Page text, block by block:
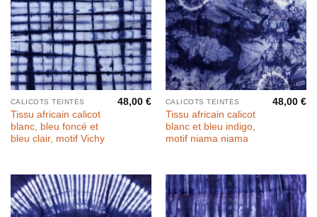
CALICOTS TEINTÉS
Tissu africain calicot
blanc, bleu foncé et
bleu clair, motif Vichy
48,00€ CALICOTS TEINTÉS
Tissu africain calicot
blanc et bleu indigo,
motif niama niama
48,00€